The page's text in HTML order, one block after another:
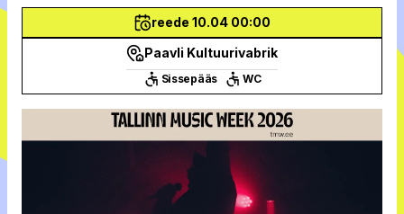
reede 10.04 00:00
Paavli Kultuurivabrik
Sissepääs WC